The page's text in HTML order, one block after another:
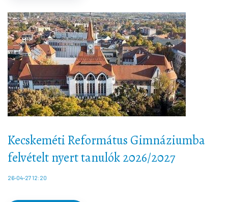
Kecskeméti Református Gimnáziumba
felvételt nyert tanulók 2026/2027
26-04-27 12:20